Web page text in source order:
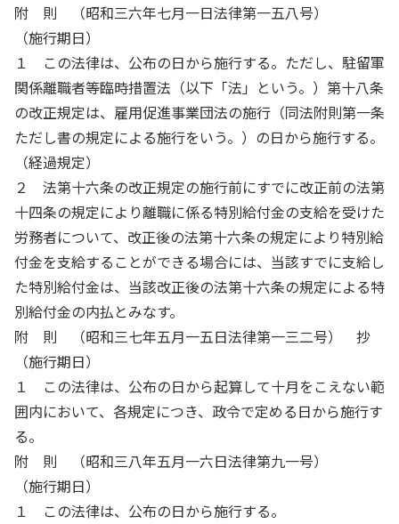
附 則 （昭和三六年七月一日法律第一五八号）
（施行期日）
１ この法律は、公布の日から施行する。ただし、駐留軍
関係離職者等臨時措置法（以下「法」という。）第十八条
の改正規定は、雇用促進事業団法の施行（同法附則第一条
ただし書の規定による施行をいう。）の日から施行する。
（経過規定）
２ 法第十六条の改正規定の施行前にすでに改正前の法第
十四条の規定により離職に係る特別給付金の支給を受けた
労務者について、改正後の法第十六条の規定により特別給
付金を支給することができる場合には、当該すでに支給し
た特別給付金は、当該改正後の法第十六条の規定による特
別給付金の内払とみなす。
附 則 （昭和三七年五月一五日法律第一三二号） 抄
（施行期日）
１ この法律は、公布の日から起算して十月をこえない範
囲内において、各規定につき、政令で定める日から施行す
る。
附 則 （昭和三八年五月一六日法律第九一号）
（施行期日）
１ この法律は、公布の日から施行する。